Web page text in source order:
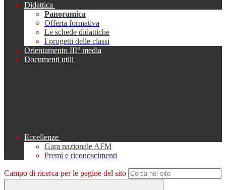
Didattica
Panoramica
Offerta formativa
Le schede didattiche
I progetti delle classi
Orientamento III° media
Documenti utili
Eccellenze
Gara nazionale AFM
Premi e riconoscimenti
Campo di ricerca per le pagine del sito